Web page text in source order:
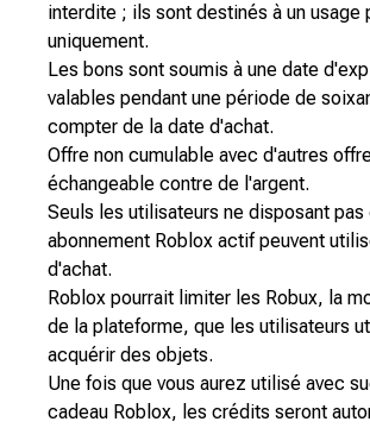
interdite ; ils sont destinés à un usage
uniquement.
Les bons sont soumis à une date
valables pendant une période de
compter de la date d'achat.
Offre non cumulable avec d'autres
échangeable contre de l'argent.
Seuls les utilisateurs ne disposant pas
abonnement Roblox actif peuvent
d'achat.
Roblox pourrait limiter les Robux, la
de la plateforme, que les utilisateurs
acquérir des objets.
Une fois que vous aurez utilisé avec
cadeau Roblox, les crédits seront